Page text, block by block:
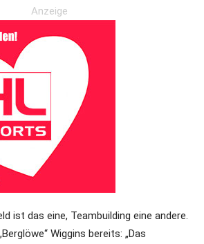
Anzeige
ist das eine, Teambuilding eine andere.
Wiggins bereits: „Das